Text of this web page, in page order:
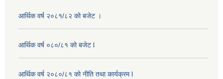
आर्थिक वर्ष २०८१/८२ को बजेट ।
आर्थिक वर्ष ०८०/८१ को बजेट l
आर्थिक वर्ष २०८०/८१ को नीति तथा कार्यक्रम l